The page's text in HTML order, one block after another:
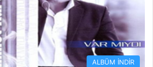
ALBÜM İNDİR